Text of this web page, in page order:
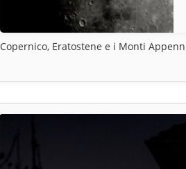
Copernico, Eratostene e i Monti